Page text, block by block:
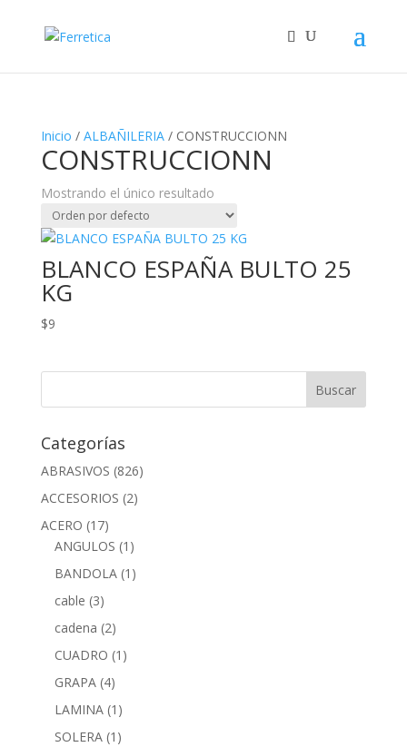
Inicio / ALBAÑILERIA/ CONSTRUCCIONN
CONSTRUCCIONN
Mostrando el único resultado
BLANCO ESPAÑA BULTO 25
KG
$9
Categorías
ABRASIVOS (826)
ACCESORIOS (2)
ACERO (17)
ANGULOS (1)
BANDOLA (1)
cable (3)
cadena (2)
CUADRO (1)
GRAPA (4)
LAMINA (1)
SOLERA (1)